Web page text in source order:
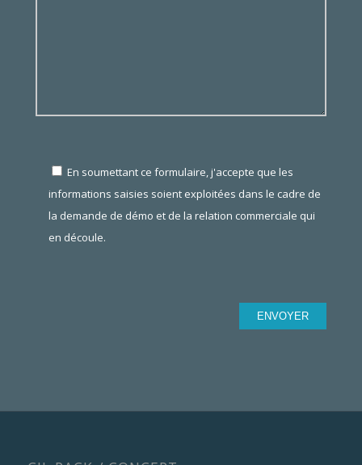
En soumettant ce formulaire, j'accepte que les
informations saisies soient exploitées dans le cadre de
la demande de démo et de la relation commerciale qui
en découle.